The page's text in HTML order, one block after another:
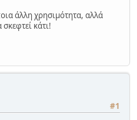
άλλη χρησιμότητα, αλλά
κάτι!
#1